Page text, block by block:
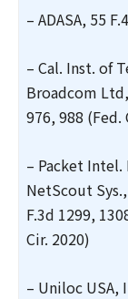
– ADASA, 55
– Cal. Inst. of
Broadcom
976, 988 (Fed.
– Packet Intel.
NetScout
F.3d 1299,
Cir. 2020)
– Uniloc USA,